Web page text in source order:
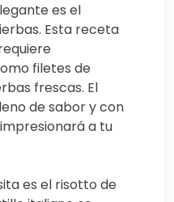
es el
Esta receta
filetes de
frescas. El
de sabor y con
a tu
es el risotto de